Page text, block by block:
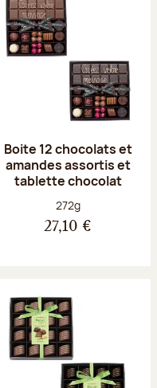
Boite 12 chocolats et
amandes assortis et
tablette chocolat
Poids net :
272g
27,10 €